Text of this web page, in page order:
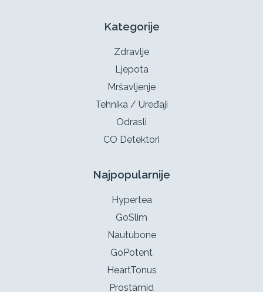
Kategorije
Zdravlje
Ljepota
Mršavljenje
Tehnika / Uređaji
Odrasli
CO Detektori
Najpopularnije
Hypertea
GoSlim
Nautubone
GoPotent
HeartTonus
Prostamid